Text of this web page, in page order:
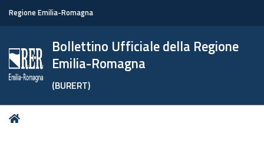
Regione Emilia-Romagna
Bollettino Ufficiale della Regione
Emilia-Romagna
(BURERT)
Tu